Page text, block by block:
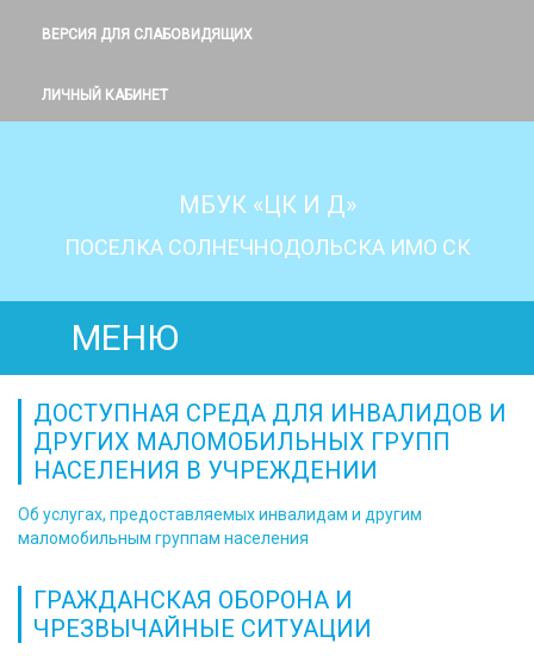
ВЕРСИЯ ДЛЯ СЛАБОВИДЯЩИХ
ЛИЧНЫЙ КАБИНЕТ
МБУК «ЦК И Д»
ПОСЕЛКА СОЛНЕЧНОДОЛЬСКА ИМО СК
МЕНЮ
ДОСТУПНАЯ СРЕДА ДЛЯ ИНВАЛИДОВ И
ДРУГИХ МАЛОМОБИЛЬНЫХ ГРУПП
НАСЕЛЕНИЯ В УЧРЕЖДЕНИИ
Об услугах, предоставляемых инвалидам и другим
маломобильным группам населения
ГРАЖДАНСКАЯ ОБОРОНА И
ЧРЕЗВЫЧАЙНЫЕ СИТУАЦИИ